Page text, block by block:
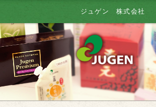
ジュゲン 株式会社